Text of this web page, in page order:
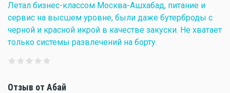
Летал бизнес-классом Москва-Ашхабад, питание и
сервис на высшем уровне, были даже бутерброды с
черной и красной икрой в качестве закуски. Не хватает
только системы развлечений на борту.
Отзыв от Абай